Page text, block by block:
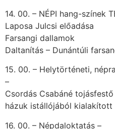
14. 00. – NÉPI hang-színek
Laposa Julcsi előadása
Farsangi dallamok
Daltanítás – Dunántúli
15. 00. – Helytörténeti,
–
Csordás Csabáné
házuk istállójából
16. 00. – Népdaloktatás –